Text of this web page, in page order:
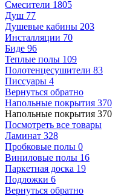
Смесители 1805
Душ 77
Душевые кабины 203
Инсталляции 70
Биде 96
Теплые полы 109
Полотенцесушители 83
Писсуары 4
Вернуться обратно
Напольные покрытия 370
Напольные покрытия 370
Посмотреть все товары
Ламинат 328
Пробковые полы 0
Виниловые полы 16
Паркетная доска 19
Подложки 6
Вернуться обратно